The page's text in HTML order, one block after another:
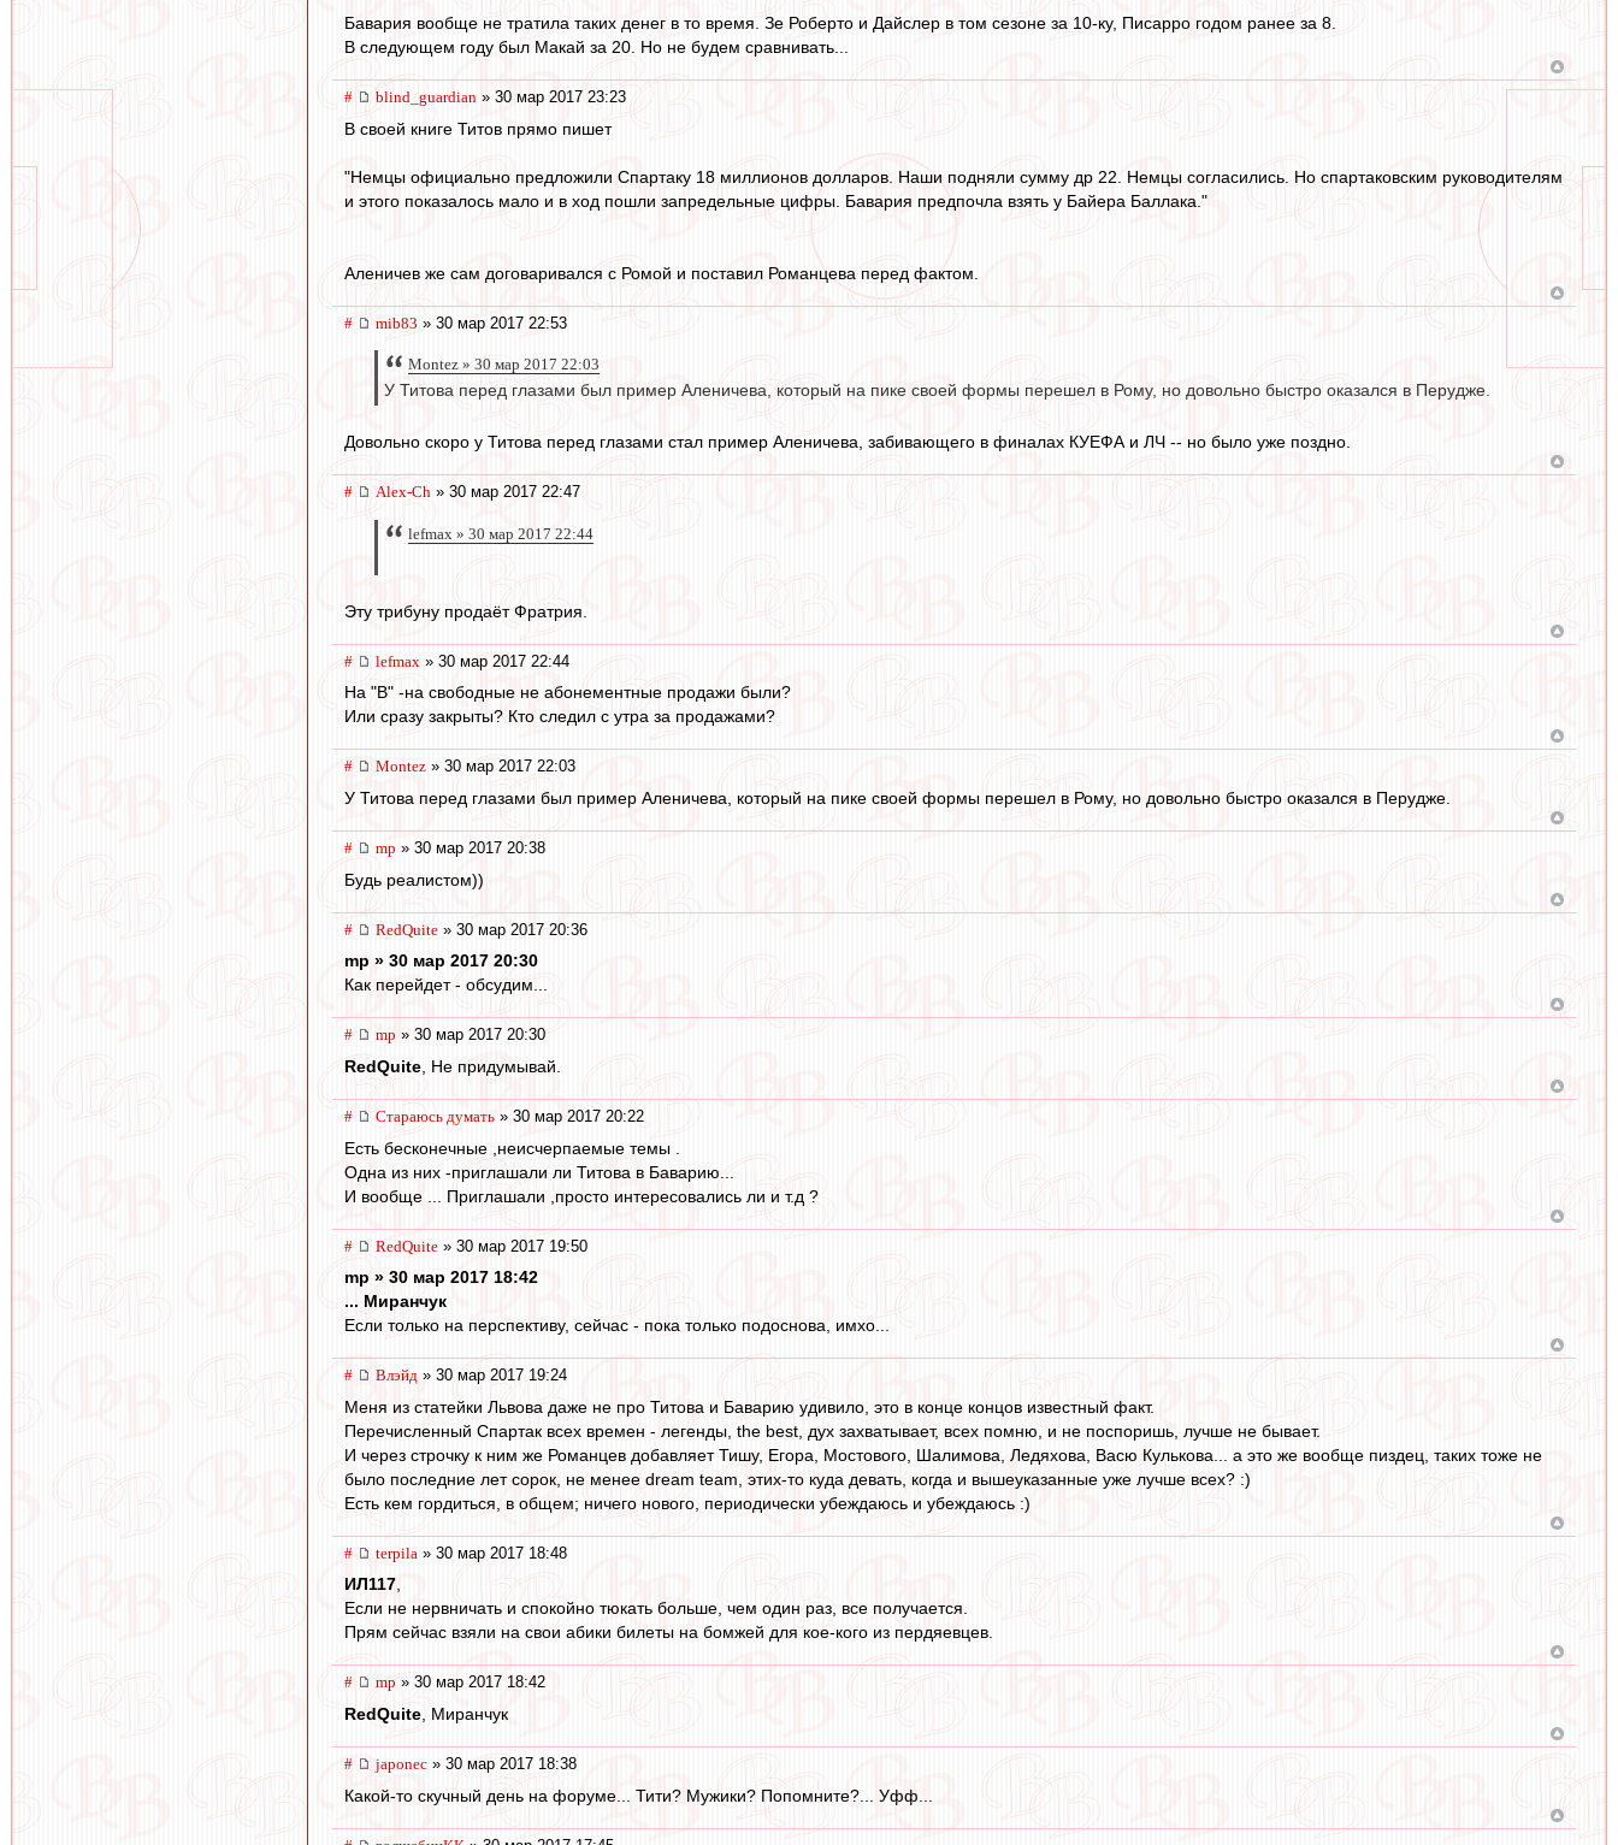
Бавария вообще не тратила таких денег в то время. Зе Роберто и Дайслер в том сезоне за 10-ку, Писарро годом ранее за 8.
В следующем году был Макай за 20. Но не будем сравнивать...
# blind_guardian » 30 мар 2017 23:23
В своей книге Титов прямо пишет
"Немцы официально предложили Спартаку 18 миллионов долларов. Наши подняли сумму др 22. Немцы согласились. Но спартаковским руководителям
и этого показалось мало и в ход пошли запредельные цифры. Бавария предпочла взять у Байера Баллака."
Аленичев же сам договаривался с Ромой и поставил Романцева перед фактом.
# mib83 » 30 мар 2017 22:53
Montez » 30 мар 2017 22:03
У Титова перед глазами был пример Аленичева, который на пике своей формы перешел в Рому, но довольно быстро оказался в Перудже.
Довольно скоро у Титова перед глазами стал пример Аленичева, забивающего в финалах КУЕФА и ЛЧ -- но было уже поздно.
# Alex-Ch » 30 мар 2017 22:47
lefmax » 30 мар 2017 22:44
Эту трибуну продаёт Фратрия.
# lefmax » 30 мар 2017 22:44
На "В" -на свободные не абонементные продажи были?
Или сразу закрыты? Кто следил с утра за продажами?
# Montez » 30 мар 2017 22:03
У Титова перед глазами был пример Аленичева, который на пике своей формы перешел в Рому, но довольно быстро оказался в Перудже.
# mp » 30 мар 2017 20:38
Будь реалистом))
# RedQuite » 30 мар 2017 20:36
mp » 30 мар 2017 20:30
Как перейдет - обсудим...
# mp » 30 мар 2017 20:30
RedQuite , Не придумывай.
# Стараюсь думать » 30 мар 2017 20:22
Есть бесконечные ,неисчерпаемые темы .
Одна из них -приглашали ли Титова в Баварию...
И вообще ... Приглашали ,просто интересовались ли и т.д ?
# RedQuite » 30 мар 2017 19:50
mp » 30 мар 2017 18:42
... Миранчук
Если только на перспективу, сейчас - пока только подоснова, имхо...
# Влэйд » 30 мар 2017 19:24
Меня из статейки Львова даже не про Титова и Баварию удивило, это в конце концов известный факт.
Перечисленный Спартак всех времен - легенды, the best, дух захватывает, всех помню, и не поспоришь, лучше не бывает.
И через строчку к ним же Романцев добавляет Тишу, Егора, Мостового, Шалимова, Ледяхова, Васю Кулькова... а это же вообще пиздец, таких тоже не
было последние лет сорок, не менее dream team, этих-то куда девать, когда и вышеуказанные уже лучше всех? :)
Есть кем гордиться, в общем; ничего нового, периодически убеждаюсь и убеждаюсь :)
# terpila » 30 мар 2017 18:48
ИЛ117,
Если не нервничать и спокойно тюкать больше, чем один раз, все получается.
Прям сейчас взяли на свои абики билеты на бомжей для кое-кого из пердяевцев.
# mp » 30 мар 2017 18:42
RedQuite , Миранчук
# japonec » 30 мар 2017 18:38
Какой-то скучный день на форуме... Тити? Мужики? Попомните?... Уфф...